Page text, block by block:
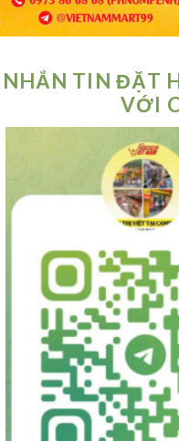
NHẮN TIN ĐẶT
VỚI